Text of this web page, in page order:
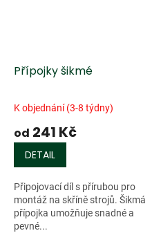
Přípojky šikmé
K objednání (3-8 týdny)
od 241 Kč
DETAIL
Připojovací díl s přírubou pro
montáž na skříně strojů. Šikmá
přípojka umožňuje snadné a
pevné...